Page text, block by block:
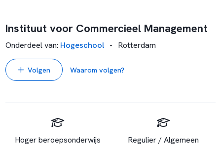
Instituut voor Commercieel Management
Onderdeel van: Hogeschool - Rotterdam
Volgen Waarom volgen?
Hoger beroepsonderwijs Regulier / Algemeen